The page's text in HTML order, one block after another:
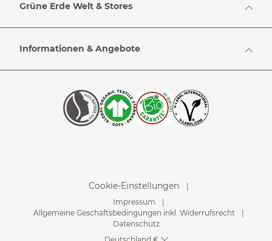
Grüne Erde Welt & Stores
Informationen & Angebote
Cookie-Einstellungen
Impressum
Allgemeine Geschäftsbedingungen inkl. Widerrufsrecht
Datenschutz